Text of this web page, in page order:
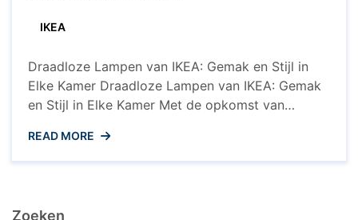
IKEA
Draadloze Lampen van IKEA: Gemak en Stijl in
Elke Kamer Draadloze Lampen van IKEA: Gemak
en Stijl in Elke Kamer Met de opkomst van
wordt het steeds eenvoudiger om je huis te
transformeren in een slimme en sfeervolle
READ MORE
Zoeken